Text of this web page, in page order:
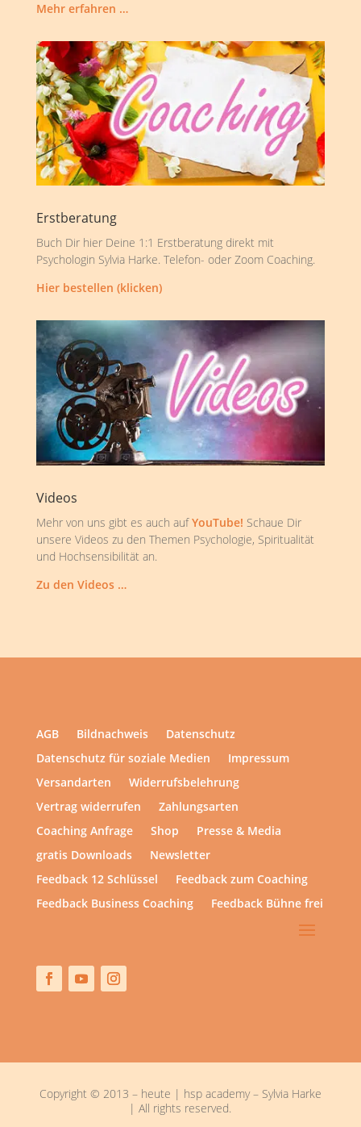
Mehr erfahren …
Erstberatung
Buch Dir hier Deine 1:1 Erstberatung direkt mit
Psychologin Sylvia Harke. Telefon- oder Zoom Coaching.
Hier bestellen (klicken)
Videos
Mehr von uns gibt es auch aufYouTube! Schaue Dir
unsere Videos zu den Themen Psychologie, Spiritualität
und Hochsensibilität an.
Zu den Videos …
AGB Bildnachweis
Datenschutz
Datenschutz für soziale Medien
Impressum
Versandarten
Widerrufsbelehrung
Vertrag widerrufen
Zahlungsarten
Coaching Anfrage
Shop
Presse & Media
gratis Downloads
Newsletter
Feedback 12 Schlüssel
Feedback zum Coaching
Feedback Business Coaching
Feedback Bühne frei
Copyright © 2013 – heute | hsp academy – Sylvia Harke
| All rights reserved.